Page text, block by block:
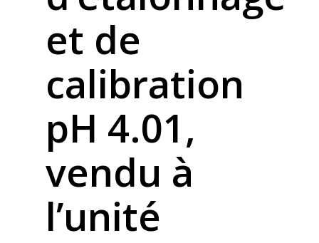
et de
calibration
pH 4.01,
vendu à
l’unité